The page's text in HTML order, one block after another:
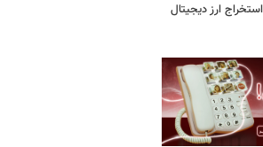
استخراج ارز دیجیتال